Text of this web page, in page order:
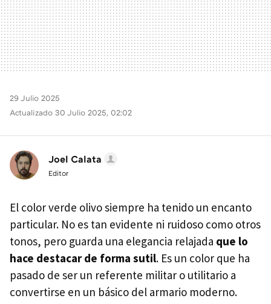
29 Julio 2025
Actualizado 30 Julio 2025, 02:02
Joel Calata
Editor
El color verde olivo siempre ha tenido un encanto
particular. No es tan evidente ni ruidoso como otros
tonos, pero guarda una elegancia relajada que lo
hace destacar de forma sutil. Es un color que ha
pasado de ser un referente militar o utilitario a
convertirse en un básico del armario moderno.